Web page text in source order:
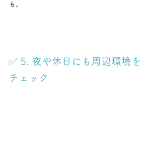
も。
✅ 5. 夜や休日にも周辺環境を
チェック